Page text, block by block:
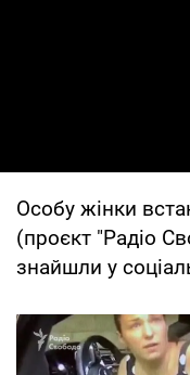
Особу жінки
(проєкт "Радіо
знайшли у